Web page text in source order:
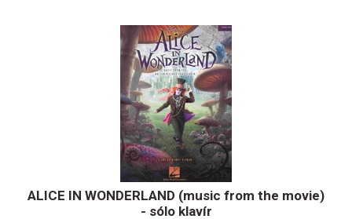
ALICE IN WONDERLAND (music from the movie)
- sólo klavír